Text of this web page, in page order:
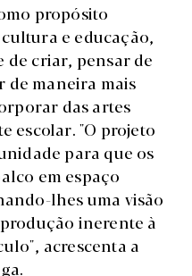
propósito
e educação,
de criar, pensar de
maneira mais
das artes
escolar. "O projeto
para que os
em espaço
lhes uma visão
inerente à
acrescenta a